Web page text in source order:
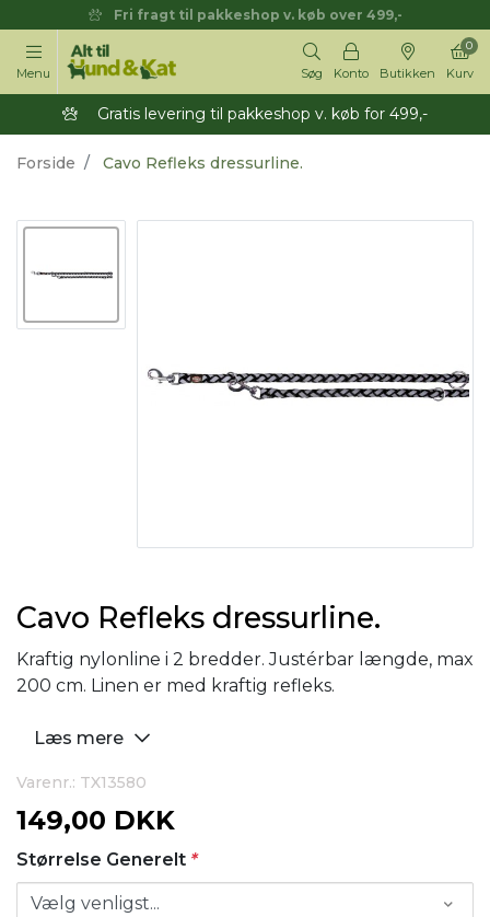
Fri fragt til pakkeshop v. køb over 499,-
Menu Søg Konto Butikken Kurv
0
Gratis levering til pakkeshop v. køb for 499,-
Forside Cavo Refleks dressurline.
Cavo Refleks dressurline.
Kraftig nylonline i 2 bredder. Justérbar længde, max
200 cm. Linen er med kraftig refleks.
Læs mere
Varenr.: TX13580
149,00 DKK
Størrelse Generelt *